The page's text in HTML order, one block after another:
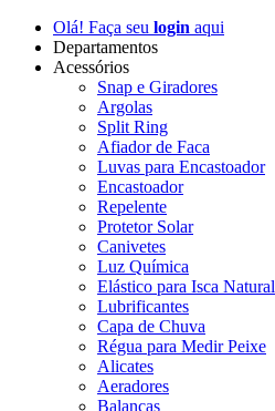
Olá! Faça seu login aqui
Departamentos
Acessórios
Snap e Giradores
Argolas
Split Ring
Afiador de Faca
Luvas para Encastoador
Encastoador
Repelente
Protetor Solar
Canivetes
Luz Química
Elástico para Isca Natural
Lubrificantes
Capa de Chuva
Régua para Medir Peixe
Alicates
Aeradores
Balanças